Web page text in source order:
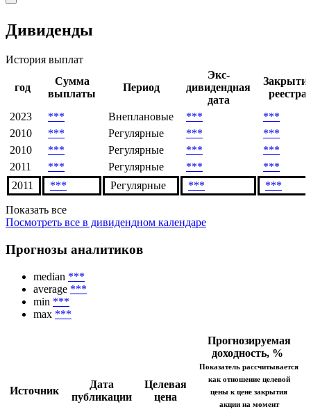
Дивиденды
История выплат
год
Сумма
выплаты
Период
Экс-
дивидендная
дата
реестра
2023
*** Внеплановые ***
***
2010
*** Регулярные ***
***
2010
*** Регулярные ***
***
2011
*** Регулярные ***
***
2011
*** Регулярные *** ***
Показать все
Посмотреть все в дивидендном календаре
Прогнозы аналитиков
median ***
average ***
min ***
max ***
Источник
Дата
публикации
Целевая
цена
Прогнозируемая
доходность, %
Показатель рассчитывается
как отношение целевой
цены к цене закрытия
акции на момент